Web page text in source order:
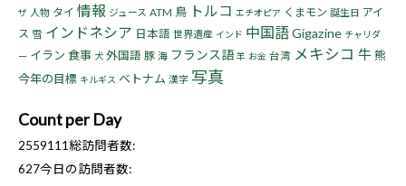
ザ 人物 タイ 情報 ジュース ATM 鳥 トルコ エチオピア くまモン 誕生日 アイ
ス 雪 インドネシア 日本語 世界遺産 インド 中国語Gigazine チャリダ
ー イラン 食事 犬 外国語 豚 海 フランス語 羊 お金 台湾 メキシコ 牛熊
今年の目標 キルギス ベトナム 漢字 写真
Count per Day
2559111総訪問者数:
627今日の訪問者数: